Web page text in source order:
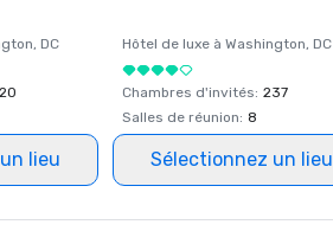
, DC
lieu
Hôtel de luxe à Washington, DC
Chambres d'invités: 237
Salles de réunion: 8
Sélectionnez un lieu